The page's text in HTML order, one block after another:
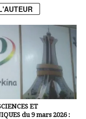
ET
du 9 mars 2026 :